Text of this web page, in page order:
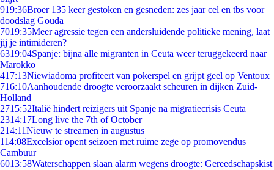
919:36Broer 135 keer gestoken en gesneden: zes jaar cel en tbs voor
doodslag Gouda
7019:35Meer agressie tegen een andersluidende politieke mening, laat
jij je intimideren?
6319:04Spanje: bijna alle migranten in Ceuta weer teruggekeerd naar
Marokko
417:13Niewiadoma profiteert van pokerspel en grijpt geel op Ventoux
716:10Aanhoudende droogte veroorzaakt scheuren in dijken Zuid-
Holland
2715:52Italië hindert reizigers uit Spanje na migratiecrisis Ceuta
2314:17Long live the 7th of October
214:11Nieuw te streamen in augustus
114:08Excelsior opent seizoen met ruime zege op promovendus
Cambuur
6013:58Waterschappen slaan alarm wegens droogte: Gereedschapskist